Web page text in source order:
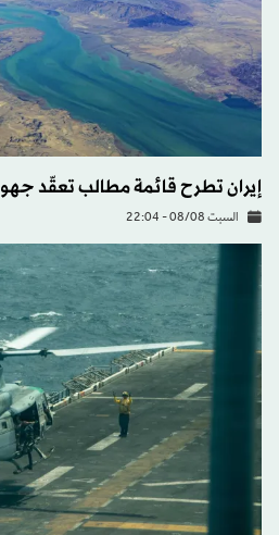
إيران تطرح قائمة مطالب تعقّد
السبت 08/08 - 22:04